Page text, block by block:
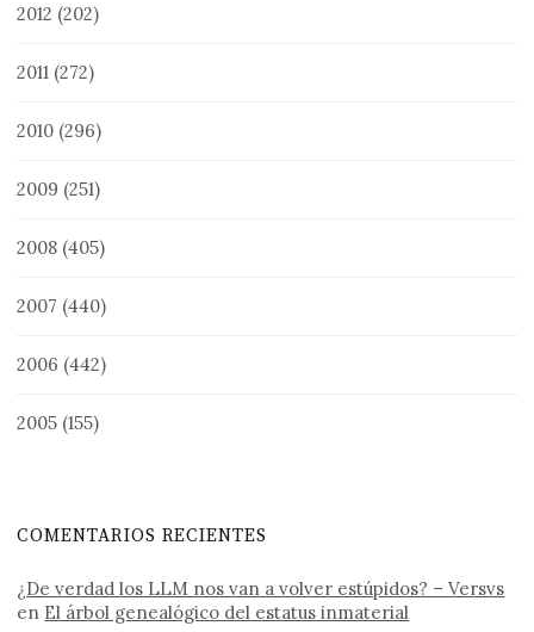
2012 (202)
2011 (272)
2010 (296)
2009 (251)
2008 (405)
2007 (440)
2006 (442)
2005 (155)
COMENTARIOS RECIENTES
¿De verdad los LLM nos van a volver estúpidos? – Versvs
en El árbol genealógico del estatus inmaterial